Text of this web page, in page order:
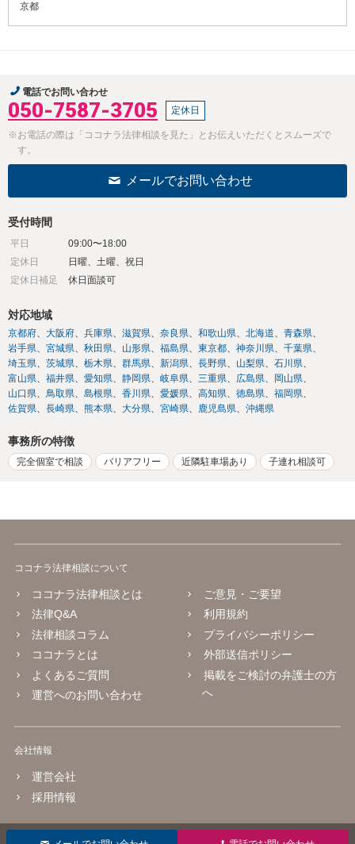
京都
電話でお問い合わせ
050-7587-3705 定休日
※お電話の際は「ココナラ法律相談を見た」とお伝えいただくとスムーズで
す。
メールでお問い合わせ
受付時間
平日
09:00〜18:00
定休日
日曜、土曜、祝日
定休日補足
休日面談可
対応地域
京都府 大阪府 兵庫県 滋賀県 奈良県 和歌山県 北海道
青森県
岩手県
宮城県 秋田県 山形県 福島県 東京都 神奈川県
千葉県
埼玉県
茨城県 栃木県 群馬県 新潟県 長野県 山梨県
石川県
富山県
福井県 愛知県 静岡県 岐阜県 三重県 広島県
岡山県
山口県
鳥取県 島根県 香川県 愛媛県 高知県 徳島県
福岡県
佐賀県
長崎県 熊本県 大分県 宮崎県 鹿児島県 沖縄県
事務所の特徴
完全個室で相談 バリアフリー 近隣駐車場あり 子連れ相談可
ココナラ法律相談について
ココナラ法律相談とは
法律Q&A
法律相談コラム
ココナラとは
よくあるご質問
運営へのお問い合わせ
ご意見・ご要望
利用規約
プライバシーポリシー
外部送信ポリシー
掲載をご検討の弁護士の方
へ
会社情報
運営会社
採用情報